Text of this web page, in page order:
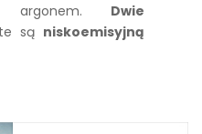
argonem. Dwie
są niskoemisyjną